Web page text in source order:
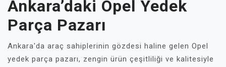
Ankara’daki Opel Yedek
Parça Pazarı
Ankara'da araç sahiplerinin gözdesi haline gelen Opel
yedek parça pazarı, zengin ürün çeşitliliği ve kalitesiyle